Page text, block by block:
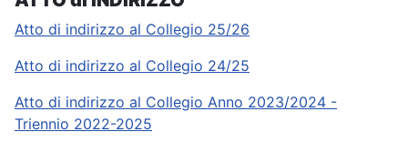
Atto di indirizzo al Collegio 25/26
Atto di indirizzo al Collegio 24/25
Atto di indirizzo al Collegio Anno 2023/2024 -
Triennio 2022-2025